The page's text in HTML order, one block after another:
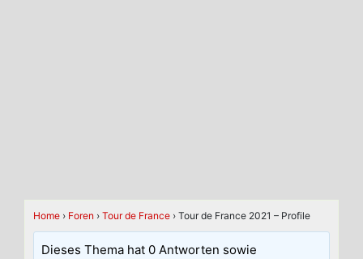
Home › Foren › Tour de France › Tour de France 2021 – Profile
Dieses Thema hat 0 Antworten sowie